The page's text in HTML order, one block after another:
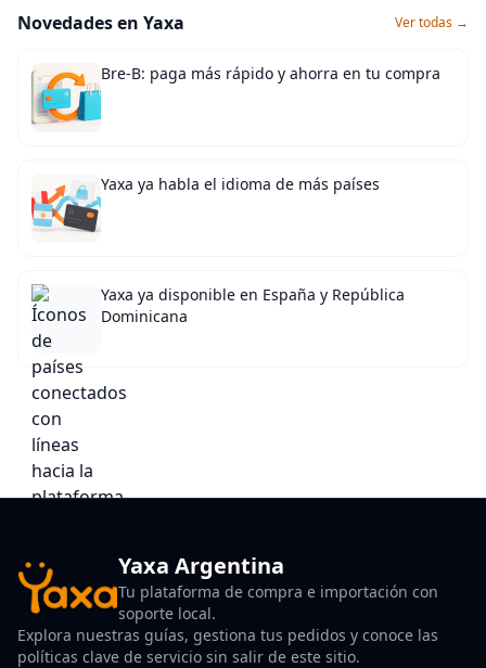
Novedades en Yaxa Ver todas →
Bre-B: paga más rápido y ahorra en tu compra
Yaxa ya habla el idioma de más países
Yaxa ya disponible en España y República
Dominicana
Yaxa Argentina
Tu plataforma de compra e importación con
soporte local.
Explora nuestras guías, gestiona tus pedidos y conoce las
políticas clave de servicio sin salir de este sitio.